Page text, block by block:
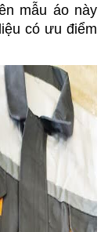
mẫu áo này
có ưu điểm